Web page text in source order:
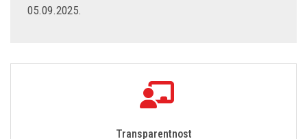
05.09.2025.
Transparentnost